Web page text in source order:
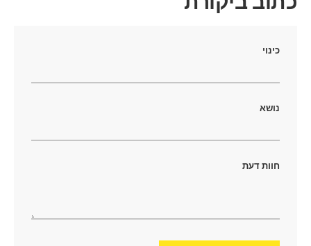
כינוי
נושא
חוות דעת